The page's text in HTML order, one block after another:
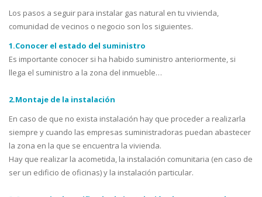
Los pasos a seguir para instalar gas natural en tu vivienda,
comunidad de vecinos o negocio son los siguientes.
1.Conocer el estado del suministro
Es importante conocer si ha habido suministro anteriormente, si
llega el suministro a la zona del inmueble…
2.Montaje de la instalación
En caso de que no exista instalación hay que proceder a realizarla
siempre y cuando las empresas suministradoras puedan abastecer
la zona en la que se encuentra la vivienda.
Hay que realizar la acometida, la instalación comunitaria (en caso de
ser un edificio de oficinas) y la instalación particular.